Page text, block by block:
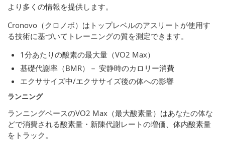
より多くの情報を提供します。
Cronovo（クロノボ）はトップレベルのアスリートが使用す
る技術に基づいてトレーニングの質を測定できます。
1分あたりの酸素の最大量（VO2 Max）
基礎代謝率（BMR）－ 安静時のカロリー消費
エクササイズ中/エクササイズ後の体への影響
ランニング
ランニングベースのVO2 Max（最大酸素量）はあなたの体な
どで消費される酸素量・新陳代謝レートの増価、体内酸素量
をトラック。